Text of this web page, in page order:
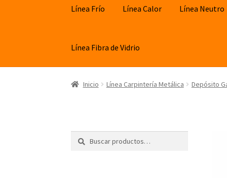
Línea Frío Línea Calor Línea Neutro
Línea Fibra de Vidrio
Inicio Línea Carpintería Metálica Depósito
Buscar
por:
Buscar